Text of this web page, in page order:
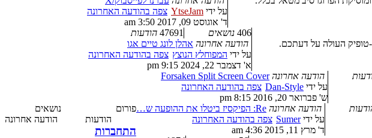
על ידי YtseJam צפה בהודעה האחרונה
ד' אוגוסט 09, 2017 3:50 am
טופיק העולה על דעתכם.
406 נושאים 47691 הודעות
הודעה אחרונה אהלן לונג טיים אגו
על ידי המפוחלץ הנוצץ צפה בהודעה האחרונה
א' דצמבר 22, 2024 9:15 pm
הודעה אחרונה Forsaken Split Screen Cover
על ידי Dan-Style צפה בהודעה האחרונה
ש' פברואר 20, 2016 8:15 pm
הודעה אחרונה Re: הפיקסיז ביטלו את ההופעה ש…
על ידיSumer צפה בהודעה האחרונה
ד' מרץ 11, 2015 4:36 am
פורום
נושאים
הודעות
הודעה אחרונה
התחברות